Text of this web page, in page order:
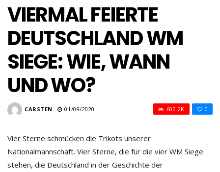
VIERMAL FEIERTE
DEUTSCHLAND WM
SIEGE: WIE, WANN
UND WO?
CARSTEN 01/09/2020 0
600.2K
Vier Sterne schmücken die Trikots unserer
Nationalmannschaft. Vier Sterne, die für die vier WM Siege
stehen, die Deutschland in der Geschichte der